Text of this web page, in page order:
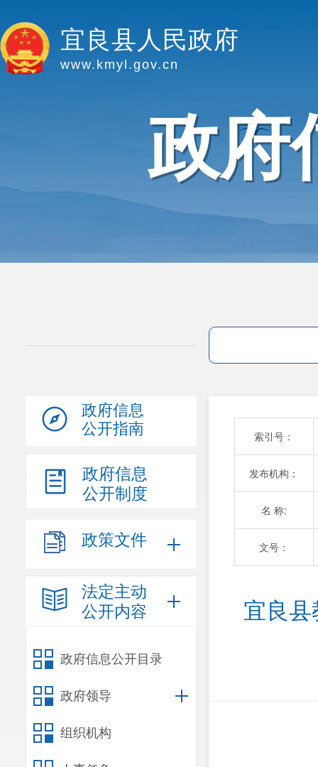
宜良县人民政府
www.kmyl.gov.cn
政府
政府信息
公开指南
政府信息
公开制度
政策文件
法定主动
公开内容
政府信息公开目录
政府领导
组织机构
索引号：
发布机构：
名 称:
文号：
宜良